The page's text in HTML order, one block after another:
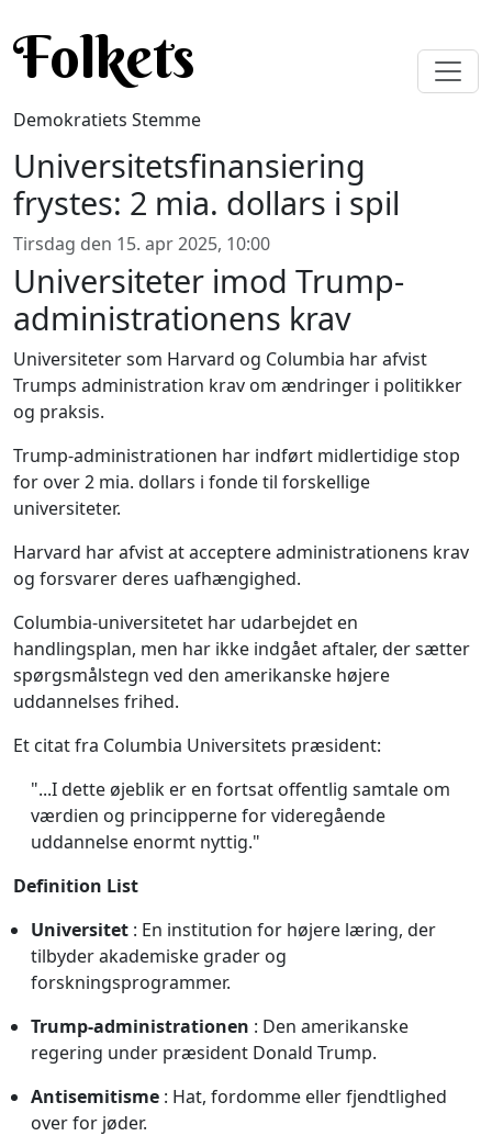
Folkets
Demokratiets Stemme
Universitetsfinansiering
frystes: 2 mia. dollars i spil
Tirsdag den 15. apr 2025, 10:00
Universiteter imod Trump-
administrationens krav
Universiteter som Harvard og Columbia har afvist
Trumps administration krav om ændringer i politikker
og praksis.
Trump-administrationen har indført midlertidige stop
for over 2 mia. dollars i fonde til forskellige
universiteter.
Harvard har afvist at acceptere administrationens krav
og forsvarer deres uafhængighed.
Columbia-universitetet har udarbejdet en
handlingsplan, men har ikke indgået aftaler, der sætter
spørgsmålstegn ved den amerikanske højere
uddannelses frihed.
Et citat fra Columbia Universitets præsident:
"...I dette øjeblik er en fortsat offentlig samtale om
værdien og principperne for videregående
uddannelse enormt nyttig."
Definition List
Universitet : En institution for højere læring, der
tilbyder akademiske grader og
forskningsprogrammer.
Trump-administrationen : Den amerikanske
regering under præsident Donald Trump.
Antisemitisme : Hat, fordomme eller fjendtlighed
over for jøder.